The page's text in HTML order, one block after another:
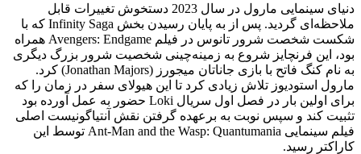
دنیای سینمایی مارول در سال 2023 دستخوش تغییرات قابل
ملاحظه‌ای گردید. پس از به پایان رسیدن بخش Infinity Saga که با
شکست شخصت شرور تانوس در فیلم Avengers: Endgame همراه
بود، این فرنچایز شروع به زمینه‌چینی شخصیت شرور بزرگ دیگری
به نام کنگ فاتح با بازی جاناتان میجورز (Jonathan Majors) کرد.
مارول استودیوز تلاش زیادی کرد تا این هیولای سفر در زمان را که
برای اولین بار در فصل اول سریال Loki حضور به عمل آورده بود
تثبیت کند و سپس نوبت به برعهده گرفتن نقش آنتیاگونیست اصلی
فیلم سینمایی Ant-Man and the Wasp: Quantumania توسط این
کاراکتر رسید.